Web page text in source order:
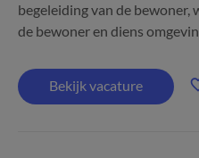
begeleiding van de
de bewoner en diens
Bekijk vacature